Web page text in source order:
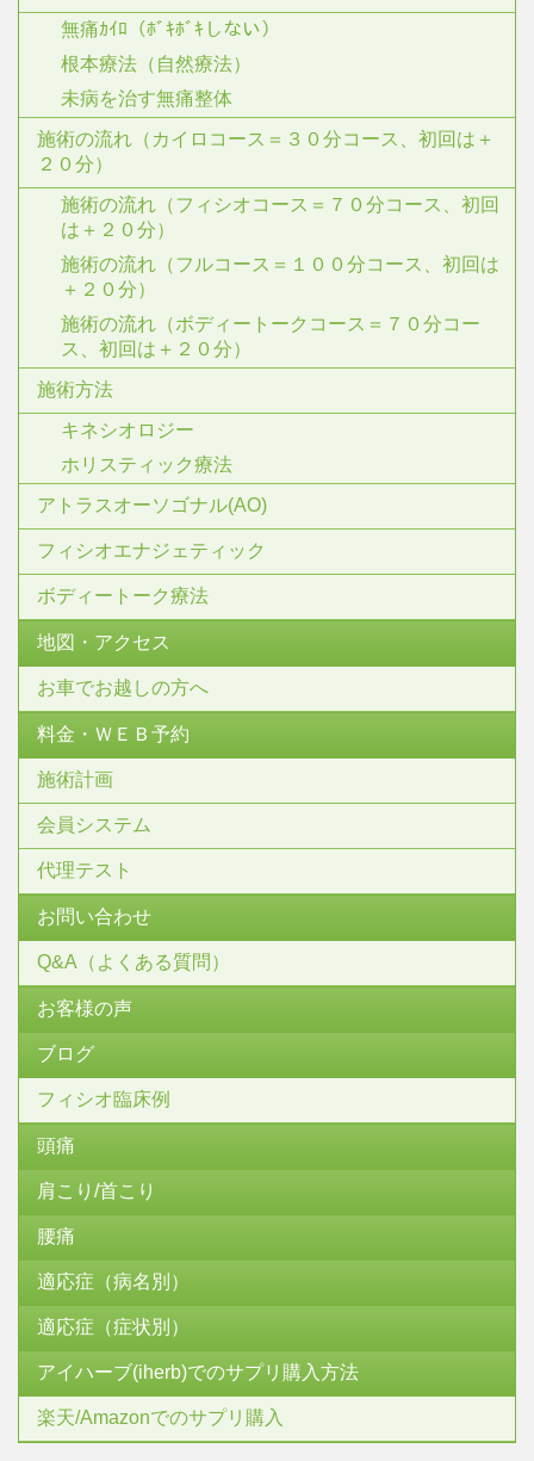
無痛ｶｲﾛ（ﾎﾞｷﾎﾞｷしない）
根本療法（自然療法）
未病を治す無痛整体
施術の流れ（カイロコース＝３０分コース、初回は＋
２０分）
施術の流れ（フィシオコース＝７０分コース、初回
は＋２０分）
施術の流れ（フルコース＝１００分コース、初回は
＋２０分）
施術の流れ（ボディートークコース＝７０分コー
ス、初回は＋２０分）
施術方法
キネシオロジー
ホリスティック療法
アトラスオーソゴナル(AO)
フィシオエナジェティック
ボディートーク療法
地図・アクセス
お車でお越しの方へ
料金・ＷＥＢ予約
施術計画
会員システム
代理テスト
お問い合わせ
Q&A（よくある質問）
お客様の声
ブログ
フィシオ臨床例
頭痛
肩こり/首こり
腰痛
適応症（病名別）
適応症（症状別）
アイハーブ(iherb)でのサプリ購入方法
楽天/Amazonでのサプリ購入